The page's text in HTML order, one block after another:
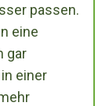
passen.
eine
gar
einer